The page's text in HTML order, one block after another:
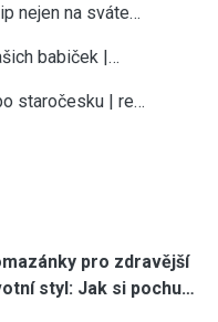
nejen na sváte…
babiček |…
staročesku | re…
pro zdravější
styl: Jak si pochu…